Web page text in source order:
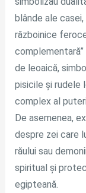
blânde ale
războinice
de leoaică,
pisicile și rudele
complex al
De asemenea,
despre zei care
răului sau
spiritual și
egipteană.